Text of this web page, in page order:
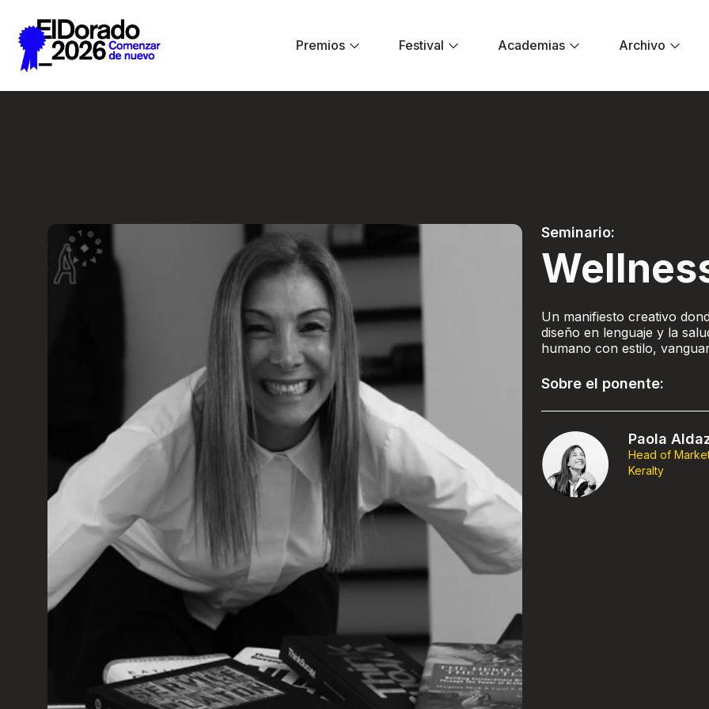
Premios
Festival Academias Archivo
Seminario:
Un manifiesto creativo
diseño en lenguaje y la
humano con estilo,
Sobre el ponente:
Paola
Head of
Keralty